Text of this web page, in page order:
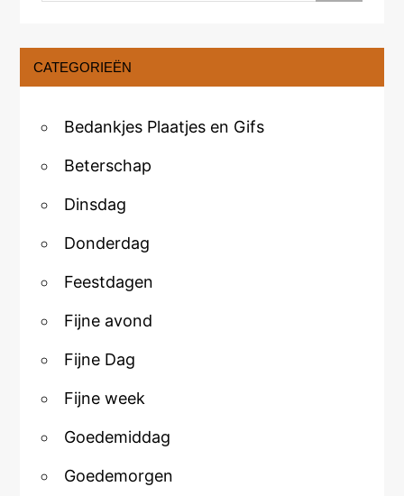
CATEGORIEËN
Bedankjes Plaatjes en Gifs
Beterschap
Dinsdag
Donderdag
Feestdagen
Fijne avond
Fijne Dag
Fijne week
Goedemiddag
Goedemorgen